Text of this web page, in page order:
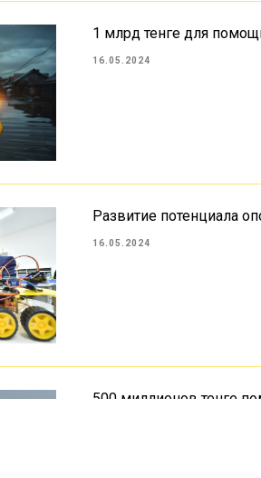
1 млрд тенге для
16.05.2024
Развитие потенциала
16.05.2024
500 миллионов тенге